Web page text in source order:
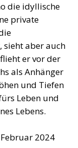
die idyllische
private
sieht aber auch
er vor der
als Anhänger
und Tiefen
Leben und
Lebens.
2024